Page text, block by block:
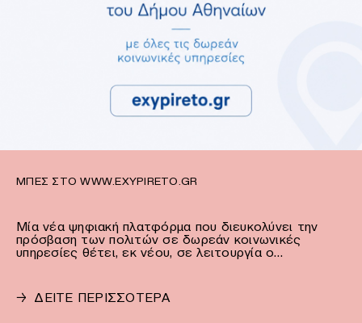
ΜΠΕΣ ΣΤΟ WWW.EXYPIRETO.GR
Μία νέα ψηφιακή πλατφόρμα που διευκολύνει την
πρόσβαση των πολιτών σε δωρεάν κοινωνικές
υπηρεσίες θέτει, εκ νέου, σε λειτουργία ο…
→ ΔΕΙΤΕ ΠΕΡΙΣΣΟΤΕΡΑ